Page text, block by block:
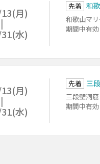
月)
水)
先着 和
和歌山マ
期間中有効
月)
水)
先着 三
三段壁洞窟
期間中有効